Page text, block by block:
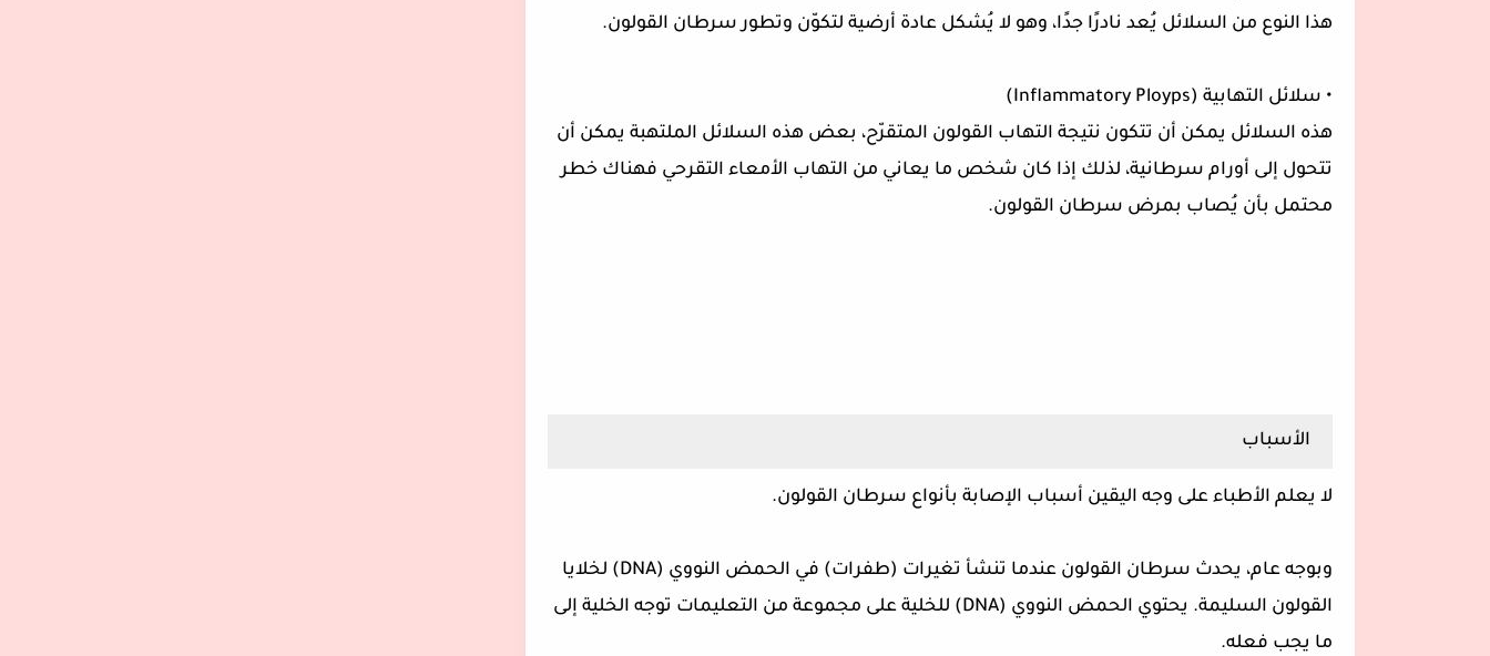
هذا النوع من السلائل يُعد نادرًا جدًا، وهو لا يُشكل عادة أرضية لتكوّن وتطور سرطان القولون.
• سلائل التهابية (Inflammatory Ployps)
هذه السلائل يمكن أن تتكون نتيجة التهاب القولون المتقرّح، بعض هذه السلائل الملتهبة يمكن أن
تتحول إلى أورام سرطانية، لذلك إذا كان شخص ما يعاني من التهاب الأمعاء التقرحي فهناك خطر
محتمل بأن يُصاب بمرض سرطان القولون.
الأسباب
لا يعلم الأطباء على وجه اليقين أسباب الإصابة بأنواع سرطان القولون.
وبوجه عام، يحدث سرطان القولون عندما تنشأ تغيرات (طفرات) في الحمض النووي (DNA) لخلايا
القولون السليمة. يحتوي الحمض النووي (DNA) للخلية على مجموعة من التعليمات توجه الخلية إلى
ما يجب فعله.